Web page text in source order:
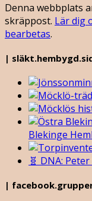
Denna webbplats
skräppost. Lär dig
bearbetas.
|
Blekinge
🧬 DNA:
|